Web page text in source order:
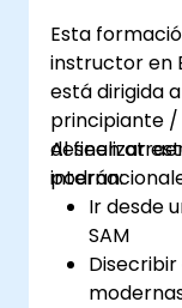
Esta
instructor en
está dirigida
principiante
deseen
Al finalizar
podrán:
Ir desde
SAM